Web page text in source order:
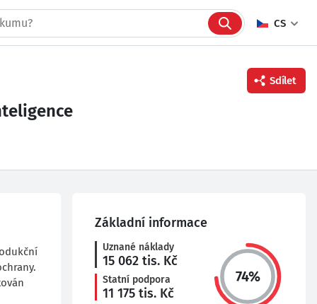
CS
Twitter
Sdílet
Základní informace
Uznané náklady
15 062 tis. Kč
Statní podpora
11 175 tis. Kč
74%